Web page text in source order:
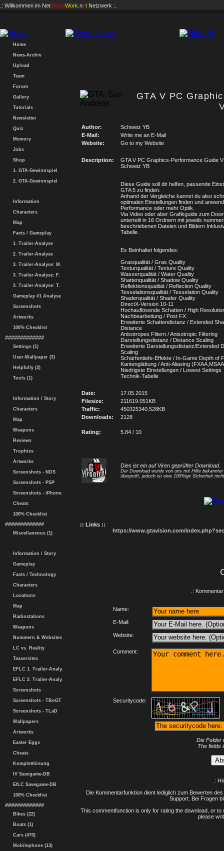
.: Willkommen im NetVisionWork .net Netzwerk :.
Home
News-Archiv
Upload
Team
Forum
Gallery
Tutorials
Newsletter
Quiz
Memory
Jobs
Shop
1. GTA-Gewinnspiel
2. GTA-Gewinnspiel
Information
Characters
Map
Facts / Gameplay
1. Trailer-Analyse
2. Trailer-Analyse
3. Trailer-Analyse: M.
3. Trailer-Analyse: F.
3. Trailer-Analyse: T.
Gameplay #1 Analyse
Screenshots
Artworks
100% Checklist
#############
Settings (1)
User-Wallpaper (3)
Helpfully (2)
Tools (1)
Information / Story
Characters
Map
Weapons
Reviews
Trophies
Artworks
Screenshots - NDS
Screenshots - PSP
Screenshots - iPhone
Cheats
100% Checklist
#############
Miscellaneous (1)
Information / Story
Gameplay
Facts / Technology
Characters
Locations
Map
Radiostations
Weapons
Nummern & Websites
LC vs. Reality
Teasersites
EFLC 1. Trailer-Analy.
EFLC 2. Trailer-Analy.
Screenshots
Screenshots - TBoGT
Screenshots - TLaD
Wallpapers
Artworks
Easter Eggs
Cheats
Komplettlösung
IV Savegame-DB
EfLC Savegame-DB
100% Checklist
#############
Bikes (22)
Boats (1)
Cars (470)
Mobilephone (13)
GTA V PC
Author:
Schweiz YB
E-Mail:
Write me an E-Mail
Website:
Go to my Website
Description:
GTA V PC Graphics-Performance Guide
Schweiz YB
Diese Guide soll dir helfen, passende
GTA 5 zu finden.
Anhand der Vergleiche kannst du also
optimalen Einstellungen finden und
Performance oder mehr Optik.
Via Video oder aber Grafikguide zum
unterteilt in 16 Ordnern mit jeweils
beschriebenen Dateien und Bildern
Tabelle.
Es Beinhaltet folgendes:
Grasqualität / Gras Quality
Texturqualität / Texture Quality
Wasserqualität / Water Quality
Shattenqualität / Shadow Quality
Reflektionsqualität / Reflection Quality
Tesselationsqualität / Tesselation Quality
Shaderqualität / Shader Quality
DirectX-Version 10-11
Hochauflösende Schatten / High
Nachbearbeitung / Post FX
Erweiterte Schattendistanz / Extended
Distance
Anisotropes Filtern / Anisotropic Filtering
Darstellungsdistanz / Distance Scaling
Erweiterte Darstellungsdistanz/Extended
Scaling
Schärfentiefe-Effekte / In-Game Depth of
Kantenglättung / Anti-Aliasing
Niedrigste Einstellungen / Lowest Settings
Technik-Tabelle
Date:
17.05.2015
Filesize:
211619.051KB
Traffic:
450325340.528KB
Downloads:
2128
Rating: 5.84 / 10
Dies ist ein auf Viren geprüfter Download.
Der Download wurde von uns mit Hilfe bekannter
überprüft, jedoch ist eine 100%ige Sicherheit
:: Links ::
https://www.gtavision.com/
.:
Name:
E-Mail:
Website:
Comment:
Securitycode:
Die Felder
The fields
.:
Die Kommentarfunktion dient lediglich zum Bewerten
Support. Bei Fragen
This commentfunction is only for rating the download, or
please